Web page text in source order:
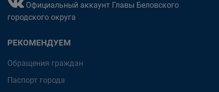
Официальный аккаунт Главы Беловского
городского округа
РЕКОМЕНДУЕМ
Обращения граждан
Паспорт города